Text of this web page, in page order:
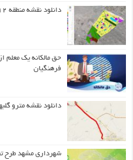
دانلود نقشه منطقه ۱۲ مشهد (الهیه) به تفکیک کاربریها
حق مالکانه یک معلم
فرهنگیان
دانلود نقشه مترو
شهرداری مشهد طرح